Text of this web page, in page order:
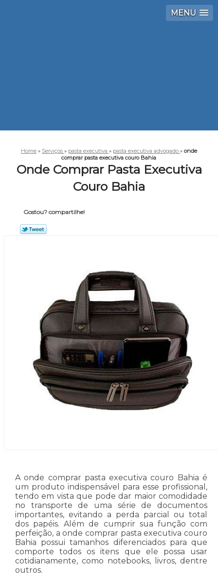
MENU
Home » Serviços » pasta executiva » pasta executiva advogado » onde
comprar pasta executiva couro Bahia
Onde Comprar Pasta Executiva
Couro Bahia
Gostou? compartilhe!
A onde comprar pasta executiva couro Bahia é
um produto indispensável para esse profissional,
tendo em vista que pode dar maior comodidade
no transporte de uma série de documentos
importantes, evitando a perda parcial ou total
dos papéis. Além de cumprir sua função com
perfeição, a onde comprar pasta executiva couro
Bahia possui tamanhos diferenciados para que
comporte todos os itens que ele possa usar
cotidianamente, como notebooks, livros, dentre
outros.